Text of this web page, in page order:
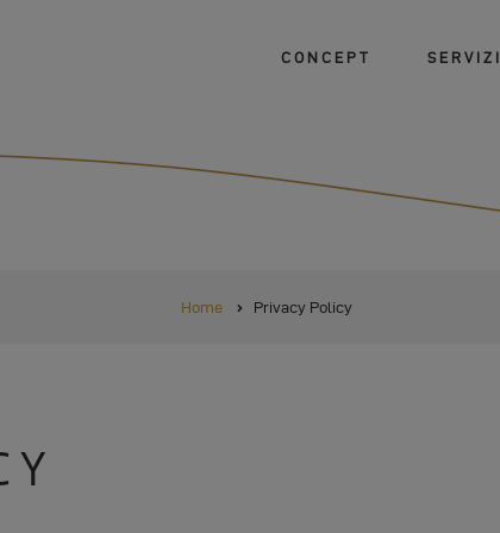
CONCEPT SERVIZI
Home Privacy Policy